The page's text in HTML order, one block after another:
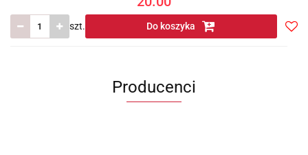
szt. Do koszyka
Producenci